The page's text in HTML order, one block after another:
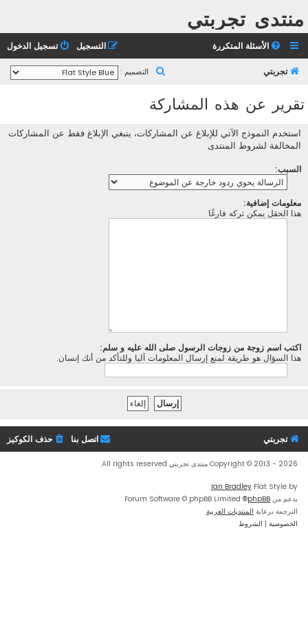
منتدى تجربتي
الأسئلة المتكررة تسجيل الدخول التسجيل
تجربتي التصميم :
ث
تقرير عن هذه المشاركة
استخدم النموذج الآتي للإبلاغ عن المشاركات، ينبغي الإبلاغ فقط عن المشاركات
المخالفة لشروط المنتدى
السبب:
معلومات إضافية:
هذا الحقل يمكن تركه فارغًا
اكتب اسم زوجة من زوجات الرسول صلى الله عليه و سلم:
هذا السؤال هو طريقة لمنع إرسال المعلومات آليا وللتأكد من أنك إنسان.
تجربتي حذف الكوكيز اتصل بنا
Copyright © 2013 - 2026 منتدى تجربتي All rights reserved.
Flat Style by
Ian Bradley
بدعم من phpBB
® Forum Software © phpBB Limited
الترجمة برعاية المنتديات العربية
الخصوصية | الشروط